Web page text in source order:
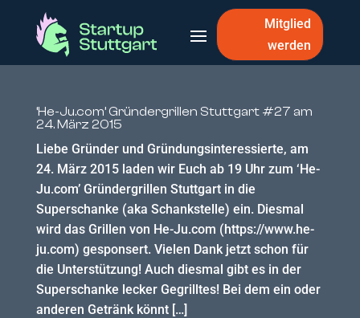
Mitglied
werden
‘He-Ju.com’ Gründergrillen Stuttgart #27 am
24. März 2015
Liebe Gründer und Gründungsinteressierte, am
24. März 2015 laden wir Euch ab 19 Uhr zum ‘He-
Ju.com’ Gründergrillen Stuttgart in die
Superschanke (aka Schankstelle) ein. Diesmal
wird das Grillen von He-Ju.com (https://www.he-
ju.com) gesponsert. Vielen Dank jetzt schon für
die Unterstützung! Auch diesmal gibt es in der
Superschanke lecker Gegrilltes! Bei dem ein oder
anderen Getränk könnt […]